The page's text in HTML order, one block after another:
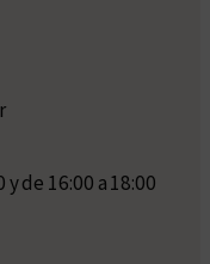
y de 16:00 a 18:00